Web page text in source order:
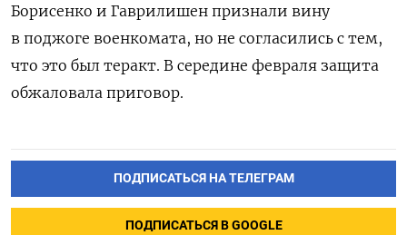
Борисенко и Гаврилишен признали вину
в поджоге военкомата, но не согласились с тем,
что это был теракт. В середине февраля защита
обжаловала приговор.
ПОДПИСАТЬСЯ НА ТЕЛЕГРАМ
ПОДПИСАТЬСЯ В GOOGLE